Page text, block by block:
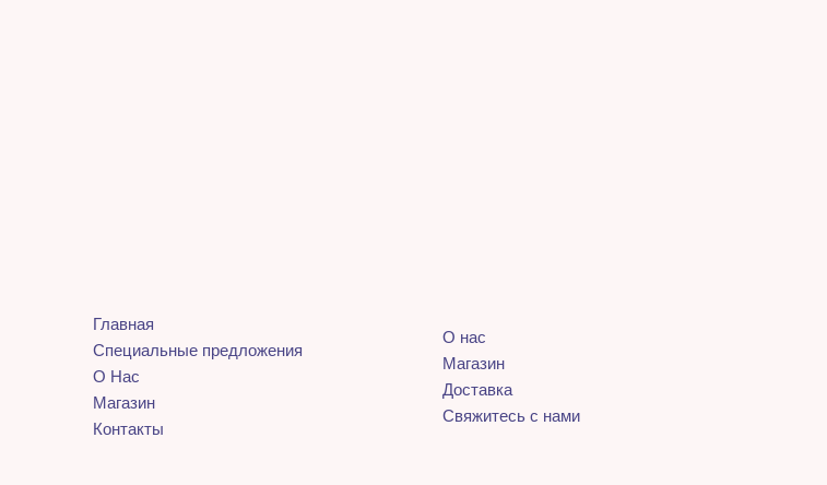
Главная
Специальные предложения
О Нас
Магазин
Контакты
О нас
Магазин
Доставка
Свяжитесь с нами